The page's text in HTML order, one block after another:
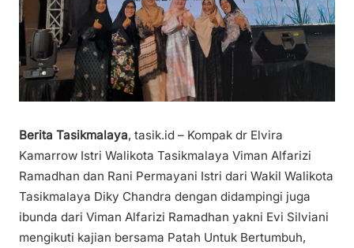
Berita Tasikmalaya, tasik.id – Kompak dr Elvira
Kamarrow Istri Walikota Tasikmalaya Viman Alfarizi
Ramadhan dan Rani Permayani Istri dari Wakil Walikota
Tasikmalaya Diky Chandra dengan didampingi juga
ibunda dari Viman Alfarizi Ramadhan yakni Evi Silviani
mengikuti kajian bersama Patah Untuk Bertumbuh,